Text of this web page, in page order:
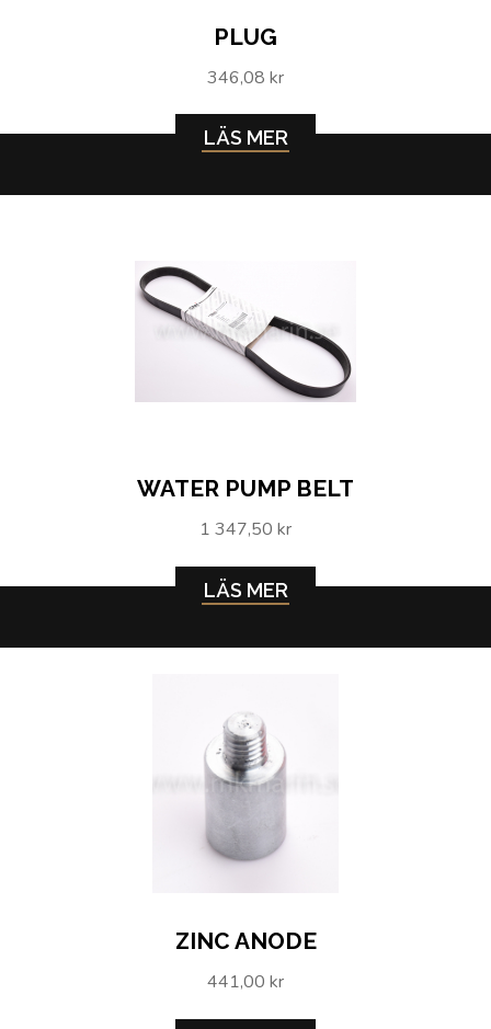
PLUG
346,08 kr
LÄS MER
WATER PUMP BELT
1 347,50 kr
LÄS MER
ZINC ANODE
441,00 kr